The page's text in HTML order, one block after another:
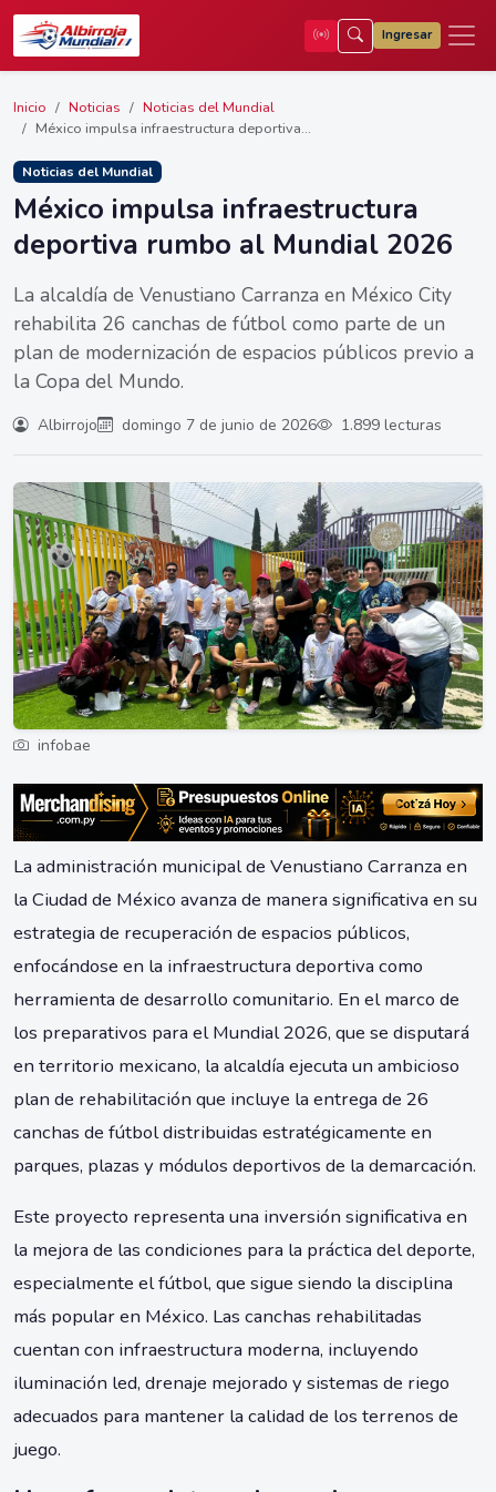
Ingresar
Inicio Noticias
Noticias del Mundial
México impulsa infraestructura deportiva...
Noticias del Mundial
México impulsa infraestructura
deportiva rumbo al Mundial 2026
La alcaldía de Venustiano Carranza en México City
rehabilita 26 canchas de fútbol como parte de un
plan de modernización de espacios públicos previo a
la Copa del Mundo.
Albirrojo domingo 7 de junio de 2026 1.899 lecturas
infobae
La administración municipal de Venustiano Carranza en
la Ciudad de México avanza de manera significativa en su
estrategia de recuperación de espacios públicos,
enfocándose en la infraestructura deportiva como
herramienta de desarrollo comunitario. En el marco de
los preparativos para el Mundial 2026, que se disputará
en territorio mexicano, la alcaldía ejecuta un ambicioso
plan de rehabilitación que incluye la entrega de 26
canchas de fútbol distribuidas estratégicamente en
parques, plazas y módulos deportivos de la demarcación.
Este proyecto representa una inversión significativa en
la mejora de las condiciones para la práctica del deporte,
especialmente el fútbol, que sigue siendo la disciplina
más popular en México. Las canchas rehabilitadas
cuentan con infraestructura moderna, incluyendo
iluminación led, drenaje mejorado y sistemas de riego
adecuados para mantener la calidad de los terrenos de
juego.